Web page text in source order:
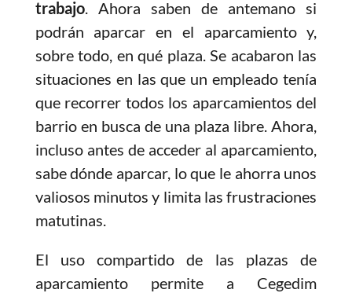
trabajo. Ahora saben de antemano si
podrán aparcar en el aparcamiento y,
sobre todo, en qué plaza. Se acabaron las
situaciones en las que un empleado tenía
que recorrer todos los aparcamientos del
barrio en busca de una plaza libre. Ahora,
incluso antes de acceder al aparcamiento,
sabe dónde aparcar, lo que le ahorra unos
valiosos minutos y limita las frustraciones
matutinas.
El uso compartido de las plazas de
aparcamiento permite a Cegedim